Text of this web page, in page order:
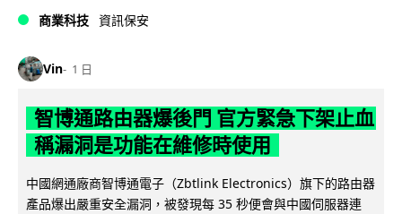
商業科技 資訊保安
Vin 1 日
智博通路由器爆後門 官方緊急下架止血
稱漏洞是功能在維修時使用
中國網通廠商智博通電子（Zbtlink Electronics）旗下的路由器
產品爆出嚴重安全漏洞，被發現每 35 秒便會與中國伺服器連